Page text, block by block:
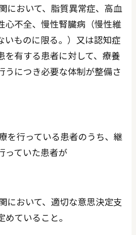
において、脂質異常症、高血
心不全、慢性腎臓病（慢性維
いものに限る。）又は認知症
を有する患者に対して、療養
うにつき必要な体制が整備さ
を行っている患者のうち、継
っていた患者が
において、適切な意思決定支
ていること。